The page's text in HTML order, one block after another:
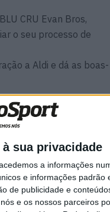
sua privacidade
a informações
e informações padrão
de publicidade e
e os nossos parceiros
CRU Evan Bros,
o seu processo de
a Aldi e dá as boas-
estou muito feliz
Team. Será a minha
da categoria é uma
com eles. Estou
passo a passo”.
pode acontecer nos